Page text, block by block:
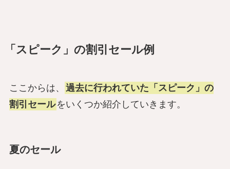
「スピーク」の割引セール例
ここからは、
過去に行われていた「スピーク」の
割引セール をいくつか紹介していきます。
夏のセール